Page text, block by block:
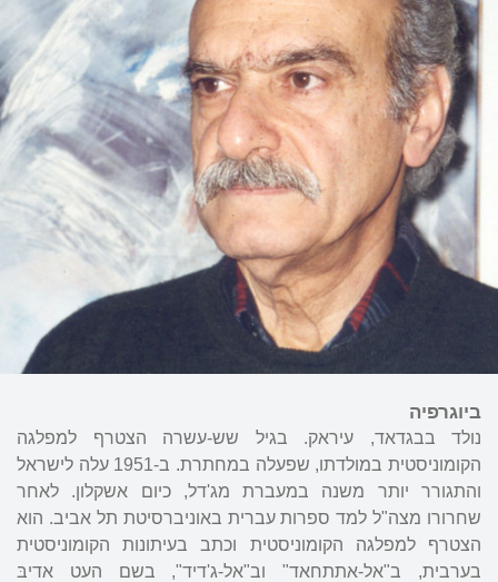
ביוגרפיה
נולד בבגדאד, עיראק. בגיל שש-עשרה הצטרף למפלגה
הקומוניסטית במולדתו, שפעלה במחתרת. ב-1951 עלה לישראל
והתגורר יותר משנה במעברת מג'דל, כיום אשקלון. לאחר
שחרורו מצה"ל למד ספרות עברית באוניברסיטת תל אביב. הוא
הצטרף למפלגה הקומוניסטית וכתב בעיתונות הקומוניסטית
בערבית, ב"אל-אתתחאד" וב"אל-ג'דיד", בשם העט אדיבּ